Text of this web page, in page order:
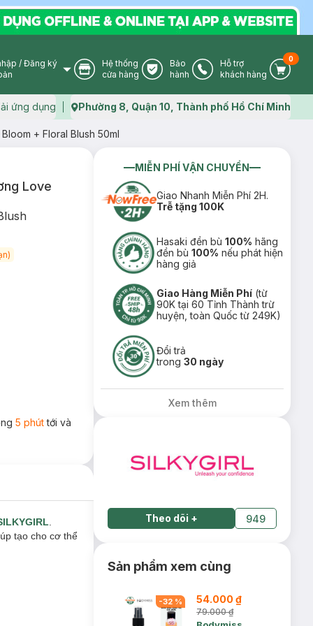
User Icon
/ Đăng ký
Store Icon
Hệ thống
cửa hàng
Warranty Icon
Bảo
hành
Phone Icon
Hỗ trợ
khách hàng
Cart
0
ứng dụng Map icon
Phường 8, Quận 10, Thành phố Hồ Chí Minh
+ Floral Blush 50ml
Love
5 phúttới và
tạo cho cơ thể
MIỄN PHÍ VẬN CHUYỂN
Giao Nhanh Miễn Phí 2H.
Trễ tặng 100K
Hasaki đền bù100% hãng
đền bù100% nếu phát hiện
hàng giả
Giao Hàng Miễn Phí (từ
90K tại 60 Tỉnh Thành trừ
huyện, toàn Quốc từ 249K)
Đổi trả
trong30 ngày
Xem thêm
Theo dõi + 949
Sản phẩm xem cùng
-32 % 54.000 ₫
79.000 ₫